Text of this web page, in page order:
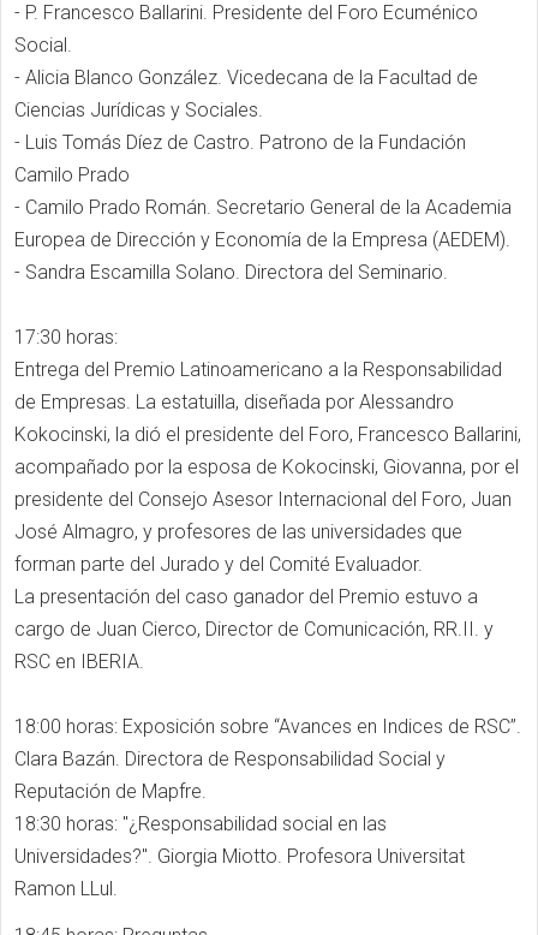
- P. Francesco Ballarini. Presidente del Foro Ecuménico
Social.
- Alicia Blanco González. Vicedecana de la Facultad de
Ciencias Jurídicas y Sociales.
- Luis Tomás Díez de Castro. Patrono de la Fundación
Camilo Prado
- Camilo Prado Román. Secretario General de la Academia
Europea de Dirección y Economía de la Empresa (AEDEM).
- Sandra Escamilla Solano. Directora del Seminario.
17:30 horas:
Entrega del Premio Latinoamericano a la Responsabilidad
de Empresas. La estatuilla, diseñada por Alessandro
Kokocinski, la dió el presidente del Foro, Francesco Ballarini,
acompañado por la esposa de Kokocinski, Giovanna, por el
presidente del Consejo Asesor Internacional del Foro, Juan
José Almagro, y profesores de las universidades que
forman parte del Jurado y del Comité Evaluador.
La presentación del caso ganador del Premio estuvo a
cargo de Juan Cierco, Director de Comunicación, RR.II. y
RSC en IBERIA.
18:00 horas: Exposición sobre “Avances en Indices de RSC”.
Clara Bazán. Directora de Responsabilidad Social y
Reputación de Mapfre.
18:30 horas: "¿Responsabilidad social en las
Universidades?". Giorgia Miotto. Profesora Universitat
Ramon LLul.